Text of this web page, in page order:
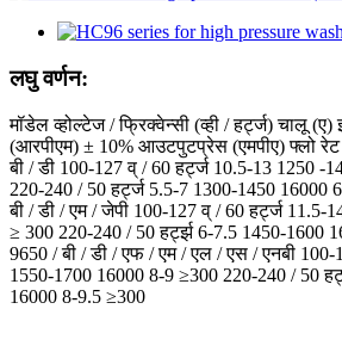
लघु वर्णन:
मॉडेल व्होल्टेज / फ्रिक्वेन्सी (व्ही / हर्ट्ज) चालू
(आरपीएम) ± 10% आउटपुटप्रेस (एमपीए) फ्लो
बी / डी 100-127 व् / 60 हर्ट्ज 10.5-13 1250 -
220-240 / 50 हर्ट्ज 5.5-7 1300-1450 16000
बी / डी / एम / जेपी 100-127 व् / 60 हर्ट्ज 11.5-
≥ 300 220-240 / 50 हर्ट्झ 6-7.5 1450-1600
9650 / बी / डी / एफ / एम / एल / एस / एनबी 100-
1550-1700 16000 8-9 ≥300 220-240 / 50
16000 8-9.5 ≥300